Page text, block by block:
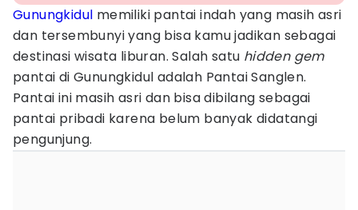
Gunungkidul memiliki pantai indah yang masih asri
dan tersembunyi yang bisa kamu jadikan sebagai
destinasi wisata liburan. Salah satu hidden gem
pantai di Gunungkidul adalah Pantai Sanglen.
Pantai ini masih asri dan bisa dibilang sebagai
pantai pribadi karena belum banyak didatangi
pengunjung.